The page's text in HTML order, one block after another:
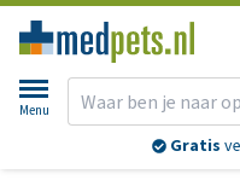
Menu
Gratis